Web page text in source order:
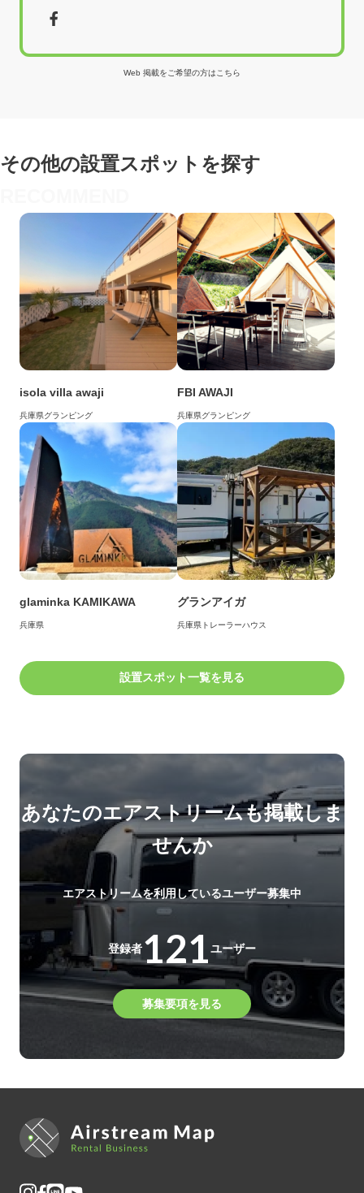
Web 掲載をご希望の方はこちら
その他の設置スポットを探す
isola villa awaji
兵庫県グランピング
FBI AWAJI
兵庫県グランピング
glaminka KAMIKAWA
兵庫県
グランアイガ
兵庫県 トレーラーハウス
設置スポット一覧を見る
あなたのエアストリームも掲載しま
せんか
エアストリームを利用しているユーザー募集中
登録者121ユーザー
募集要項を見る